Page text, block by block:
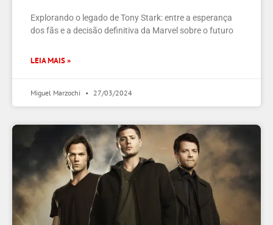
Explorando o legado de Tony Stark: entre a esperança
dos fãs e a decisão definitiva da Marvel sobre o futuro
LEIA MAIS »
Miguel Marzochi 27/03/2024